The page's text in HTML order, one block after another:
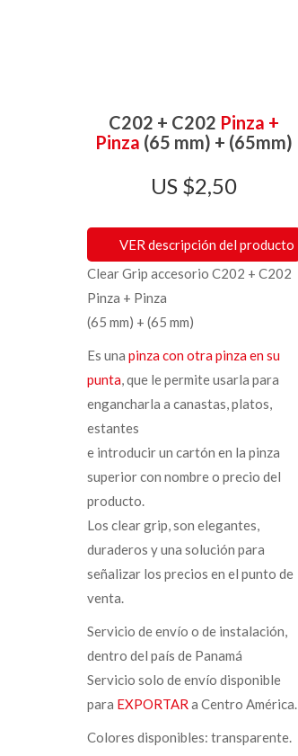
C202 + C202 Pinza +
Pinza (65 mm) + (65mm)
$2,50
VER descripción del producto
Clear Grip accesorio C202 + C202
Pinza + Pinza
(65 mm) + (65 mm)
Es una pinza con otra pinza en su
punta, que le permite usarla para
engancharla a canastas, platos,
estantes
e introducir un cartón en la pinza
superior con nombre o precio del
producto.
Los clear grip, son elegantes,
duraderos y una solución para
señalizar los precios en el punto de
venta.
Servicio de envío o de instalación,
dentro del país de Panamá
Servicio solo de envío disponible
para EXPORTAR a Centro América.
Colores disponibles: transparente.